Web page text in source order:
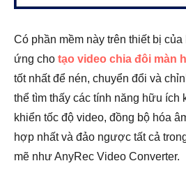
Bước 4.
Có phần mềm này trên thiết bị
ứng cho tạo video chia đôi màn
tốt nhất để nén, chuyển đổi và
thể tìm thấy các tính năng hữu ích
khiển tốc độ video, đồng bộ hóa
hợp nhất và đảo ngược tất cả
mẽ như AnyRec Video Converter.